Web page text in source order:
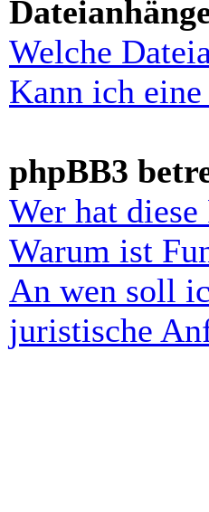
Welche
Kann ich
phpBB3
Wer hat
Warum ist
An wen soll
juristische